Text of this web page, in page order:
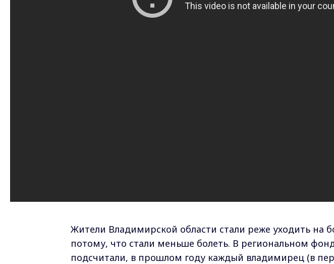
Жители Владимирской области стали реже уходить на
потому, что стали меньше болеть. В региональном
подсчитали, в прошлом году каждый владимирец (в